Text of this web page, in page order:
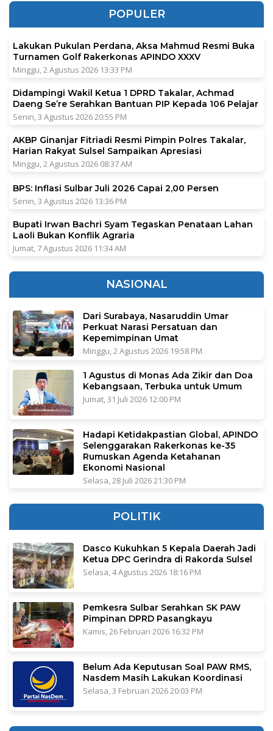
POPULER
Lakukan Pukulan Perdana, Aksa Mahmud Resmi Buka
Turnamen Golf Rakerkonas APINDO XXXV
Minggu, 2 Agustus 2026 13:33 PM
Didampingi Wakil Ketua 1 DPRD Takalar, Achmad
Daeng Se’re Serahkan Bantuan PIP Kepada 106 Pelajar
Senin, 3 Agustus 2026 20:55 PM
AKBP Ginanjar Fitriadi Resmi Pimpin Polres Takalar,
Harian Rakyat Sulsel Sampaikan Apresiasi
Minggu, 2 Agustus 2026 08:37 AM
BPS: Inflasi Sulbar Juli 2026 Capai 2,00 Persen
Senin, 3 Agustus 2026 13:36 PM
Bupati Irwan Bachri Syam Tegaskan Penataan Lahan
Laoli Bukan Konflik Agraria
Jumat, 7 Agustus 2026 11:34 AM
NASIONAL
Dari Surabaya, Nasaruddin Umar
Perkuat Narasi Persatuan dan
Kepemimpinan Umat
Minggu, 2 Agustus 2026 19:58 PM
1 Agustus di Monas Ada Zikir dan Doa
Kebangsaan, Terbuka untuk Umum
Jumat, 31 Juli 2026 12:00 PM
Hadapi Ketidakpastian Global, APINDO
Selenggarakan Rakerkonas ke-35
Rumuskan Agenda Ketahanan
Ekonomi Nasional
Selasa, 28 Juli 2026 21:30 PM
POLITIK
Dasco Kukuhkan 5 Kepala Daerah Jadi
Ketua DPC Gerindra di Rakorda Sulsel
Selasa, 4 Agustus 2026 18:16 PM
Pemkesra Sulbar Serahkan SK PAW
Pimpinan DPRD Pasangkayu
Kamis, 26 Februari 2026 16:32 PM
Belum Ada Keputusan Soal PAW RMS,
Nasdem Masih Lakukan Koordinasi
Selasa, 3 Februari 2026 20:03 PM